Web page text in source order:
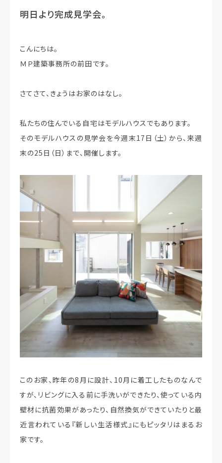
明日より完成見学会。
こんにちは。
ＭＰ建築事務所の前田です。
さてさて、きょうはお家のはなし。
私たちの住んでいる自宅はモデルハウスでもあります。
そのモデルハウスの見学会を今週末17日（土）から、来週
末の25日（日）まで、開催します。
このお家、昨年の8月に設計、10月に着工したものなんで
すが、リビングに入る前に手洗いができたり、使っている内
壁材に抗菌効果があったり、自然換気ができていたりと最
近言われている『新しい生活様式』にもピッタリはまるお
家です。